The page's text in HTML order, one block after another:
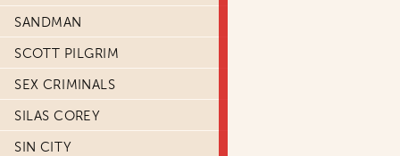
SANDMAN
SCOTT PILGRIM
SEX CRIMINALS
SILAS COREY
SIN CITY